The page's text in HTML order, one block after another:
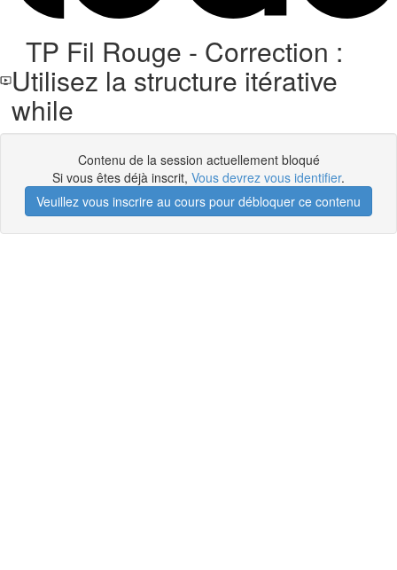
TP Fil Rouge - Correction :
Utilisez la structure itérative
while
Contenu de la session actuellement bloqué
Si vous êtes déjà inscrit, Vous devrez vous identifier.
Veuillez vous inscrire au cours pour débloquer ce contenu